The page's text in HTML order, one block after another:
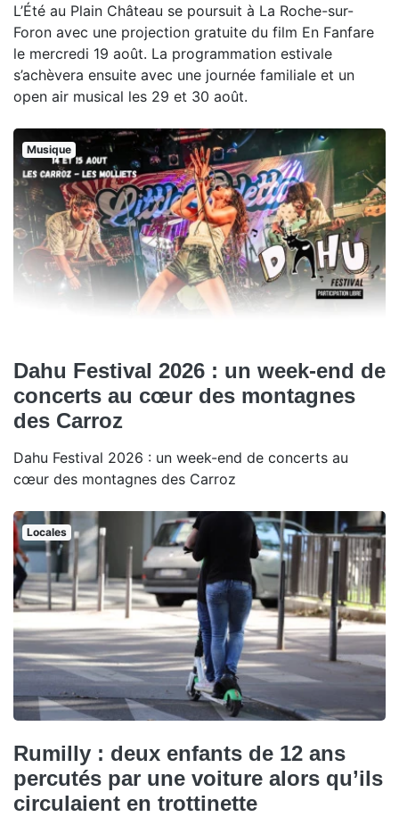
L’Été au Plain Château se poursuit à La Roche-sur-
Foron avec une projection gratuite du film En Fanfare
le mercredi 19 août. La programmation estivale
s’achèvera ensuite avec une journée familiale et un
open air musical les 29 et 30 août.
Musique
Dahu Festival 2026 : un week-end de
concerts au cœur des montagnes
des Carroz
Dahu Festival 2026 : un week-end de concerts au
cœur des montagnes des Carroz
Locales
Rumilly : deux enfants de 12 ans
percutés par une voiture alors qu’ils
circulaient en trottinette